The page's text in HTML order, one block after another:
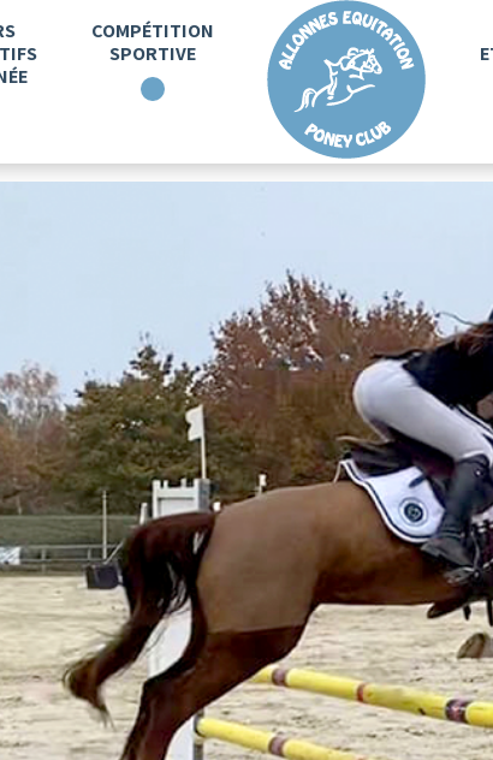
COMPÉTITION
SPORTIVE